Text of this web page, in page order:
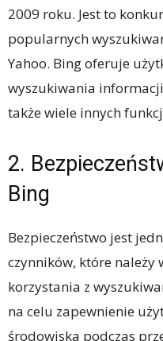
2009 roku. Jest to
popularnych
Yahoo. Bing oferuje
wyszukiwania
także wiele innych
2.
Bing
Bezpieczeństwo jest
czynników, które należy
korzystania z
na celu zapewnienie
środowiska podczas